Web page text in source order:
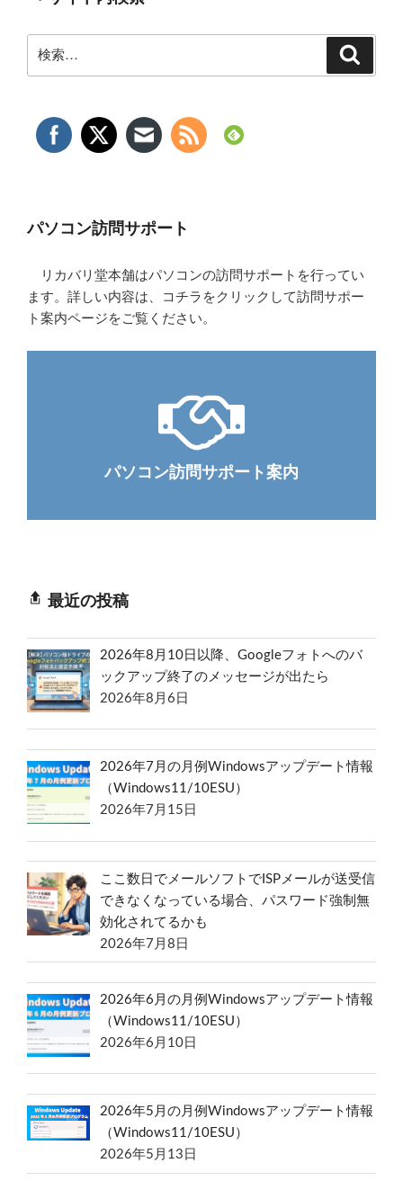
た
の
除
法”
索:
パソコン訪問サポート
リカバリ堂本舗はパソコンの訪問サポートを行ってい
ます。詳しい内容は、コチラをクリックして訪問サポー
ト案内ページをご覧ください。
パソコン訪問サポート案内
最近の投稿
2026年8月10日以降、Googleフォトへのバ
ックアップ終了のメッセージが出たら
2026年8月6日
2026年7月の月例Windowsアップデート情報
（Windows11/10ESU）
2026年7月15日
ここ数日でメールソフトでISPメールが送受信
できなくなっている場合、パスワード強制無
効化されてるかも
2026年7月8日
2026年6月の月例Windowsアップデート情報
（Windows11/10ESU）
2026年6月10日
2026年5月の月例Windowsアップデート情報
（Windows11/10ESU）
2026年5月13日